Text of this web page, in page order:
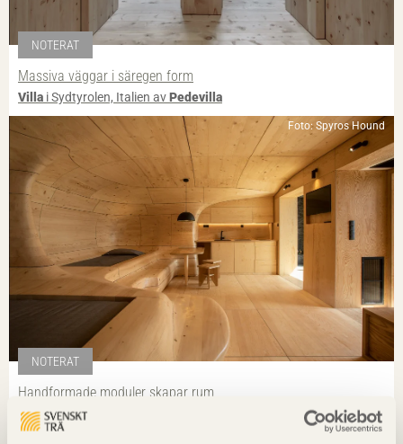
NOTERAT
Massiva väggar i säregen form
Villa i Sydtyrolen, Italien avPedevilla
Foto: Spyros Hound
NOTERAT
Handformade moduler skapar rum
Trägrottai Trikala Korinthias, Grekland av Tenon architecture